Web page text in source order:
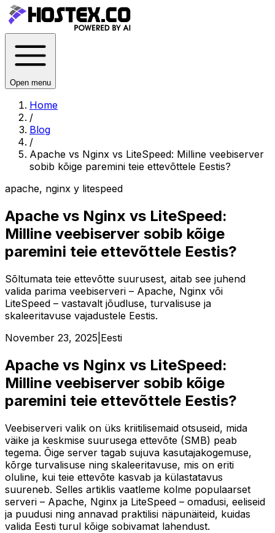
Open menu
Home
/
Blog
/
Apache vs Nginx vs LiteSpeed: Milline veebiserver
sobib kõige paremini teie ettevõttele Eestis?
apache, nginx y litespeed
Apache vs Nginx vs LiteSpeed:
Milline veebiserver sobib kõige
paremini teie ettevõttele Eestis?
Sõltumata teie ettevõtte suurusest, aitab see juhend
valida parima veebiserveri – Apache, Nginx või
LiteSpeed – vastavalt jõudluse, turvalisuse ja
skaleeritavuse vajadustele Eestis.
November 23, 2025 Eesti
Apache vs Nginx vs LiteSpeed:
Milline veebiserver sobib kõige
paremini teie ettevõttele Eestis?
Veebiserveri valik on üks kriitilisemaid otsuseid, mida
väike ja keskmise suurusega ettevõte (SMB) peab
tegema. Õige server tagab sujuva kasutajakogemuse,
kõrge turvalisuse ning skaleeritavuse, mis on eriti
oluline, kui teie ettevõte kasvab ja külastatavus
suureneb. Selles artiklis vaatleme kolme populaarset
serveri – Apache, Nginx ja LiteSpeed – omadusi, eeliseid
ja puudusi ning annavad praktilisi näpunäiteid, kuidas
valida Eesti turul kõige sobivamat lahendust.